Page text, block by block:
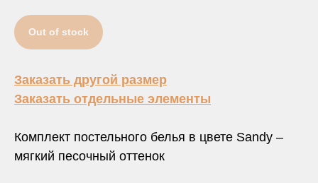
Out of stock
Заказать другой размер
Заказать отдельные элементы
Комплект постельного белья в цвете Sandy –
мягкий песочный оттенок